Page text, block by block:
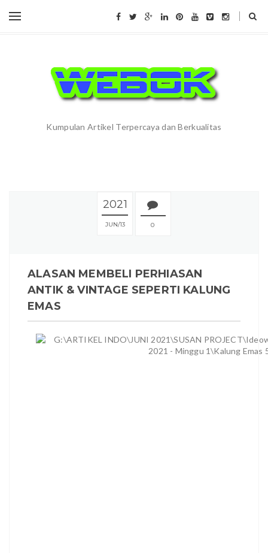
Kumpulan Artikel Terpercaya dan Berkualitas
2021
JUN 13 0
ALASAN MEMBELI PERHIASAN
ANTIK & VINTAGE SEPERTI KALUNG
EMAS